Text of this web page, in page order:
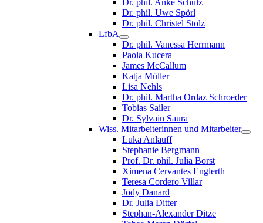
Dr. phil. Uwe Spörl
Dr. phil. Christel Stolz
LfbA
Dr. phil. Vanessa Herrmann
Paola Kucera
James McCallum
Katja Müller
Lisa Nehls
Dr. phil. Martha Ordaz Schroeder
Tobias Sailer
Dr. Sylvain Saura
Wiss. Mitarbeiterinnen und Mitarbeiter
Luka Anlauff
Stephanie Bergmann
Prof. Dr. phil. Julia Borst
Ximena Cervantes Englerth
Teresa Cordero Villar
Jody Danard
Dr. Julia Ditter
Stephan-Alexander Ditze